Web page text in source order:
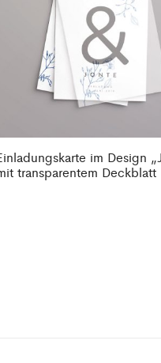
im Design
transparentem Deckblatt